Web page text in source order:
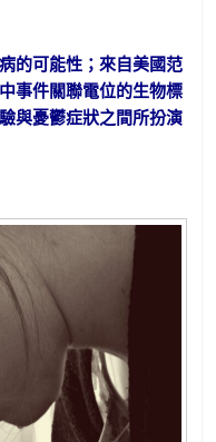
的可能性；來自美國范
事件關聯電位的生物標
與憂鬱症狀之間所扮演